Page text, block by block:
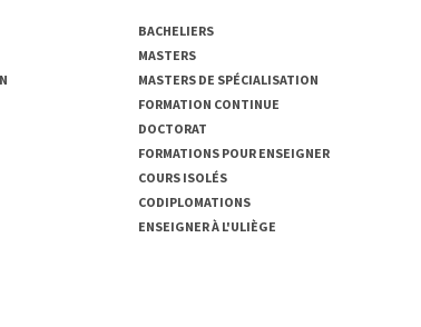
BACHELIERS
MASTERS
MASTERS DE SPÉCIALISATION
FORMATION CONTINUE
DOCTORAT
FORMATIONS POUR ENSEIGNER
COURS ISOLÉS
CODIPLOMATIONS
ENSEIGNER À L'ULIÈGE